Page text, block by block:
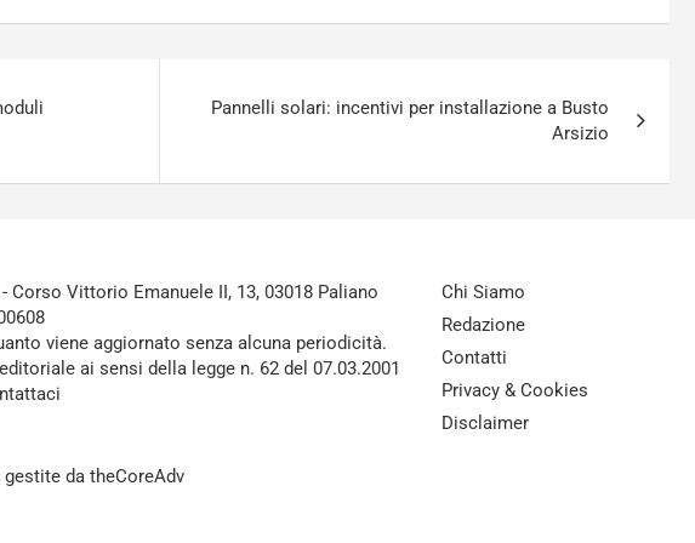
Pannelli solari: incentivi per installazione a Busto
Arsizio
Corso Vittorio Emanuele II, 13, 03018 Paliano
viene aggiornato senza alcuna periodicità.
ai sensi della legge n. 62 del 07.03.2001
da theCoreAdv
Chi Siamo
Redazione
Contatti
Privacy & Cookies
Disclaimer